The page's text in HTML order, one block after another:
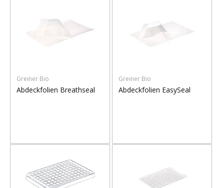
Greiner Bio
Abdeckfolien Breathseal
Greiner Bio
Abdeckfolien EasySeal